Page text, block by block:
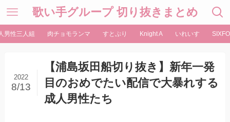
歌い手グループ 切り抜きまとめ
男性三人組 肉チョモランマ すとぷり Knight A いれいす
【浦島坂田船切り抜き】新年一発
目のおめでたい配信で大暴れする
成人男性たち
2022
8/13